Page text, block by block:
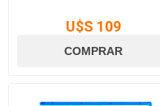
U$S 109